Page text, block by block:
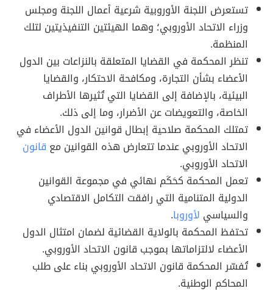
تستعرض اللجنة الأوروبية شرعية أعمال اللجنة ومجلس
وزراء الاتحاد الأوروبي؛ وهما الهيئتين التنفيذيتين لتلك
المنظمة.
تنظر المحكمة في القضايا المتعلقة بالنزاعات بين الدول
الأعضاء بشأن التجارة، ومكافحة الاحتكار، والقضايا
البيئية، بالإضافة إلى القضايا التي تُثيرها الأطراف
الخاصة، والتعويضات عن الأضرار، وما إلى ذلك.
تمتلك المحكمة صلاحية إبطال قوانين الدول الأعضاء في
الاتحاد الأوروبي عندما تتعارض هذه القوانين مع قانون
الاتحاد الأوروبي.
تعمل المحكمة كحَكَم نهائي في مجموعة القوانين
الدولية المتنامية التي رافقت التكامل الاقتصادي
والسياسي لأوروبا.
تحتفظ المحكمة بالولاية القضائية لضمان امتثال الدول
الأعضاء لالتزاماتها بموجب قانون الاتحاد الأوروبي.
تُفسّر المحكمة قانون الاتحاد الأوروبي بناء على طلب
المحاكم الوطنية.